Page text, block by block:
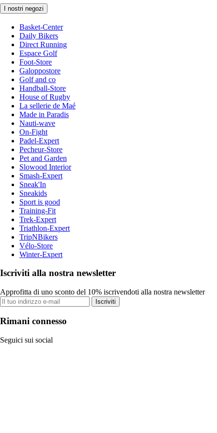
I nostri negozi
Basket-Center
Daily Bikers
Direct Running
Espace Golf
Foot-Store
Galoppostore
Golf and co
Handball-Store
House of Rugby
La sellerie de Maé
Made in Paradis
Nauti-wave
On-Fight
Padel-Expert
Pecheur-Store
Pet and Garden
Slowood Interior
Smash-Expert
Sneak'In
Sneakids
Sport is good
Training-Fit
Trek-Expert
Triathlon-Expert
TripNBikers
Vélo-Store
Winter-Expert
Iscriviti alla nostra newsletter
Approfitta di uno sconto del 10% iscrivendoti alla nostra newsletter
Iscriviti
Rimani connesso
Seguici sui social